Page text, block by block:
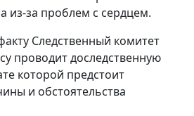
из-за проблем с сердцем.
Следственный комитет
проводит доследственную
которой предстоит
и обстоятельства